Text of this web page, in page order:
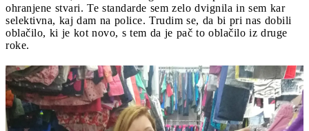
ohranjene stvari. Te standarde sem zelo dvignila in sem kar
selektivna, kaj dam na police. Trudim se, da bi pri nas dobili
oblačilo, ki je kot novo, s tem da je pač to oblačilo iz druge
roke.